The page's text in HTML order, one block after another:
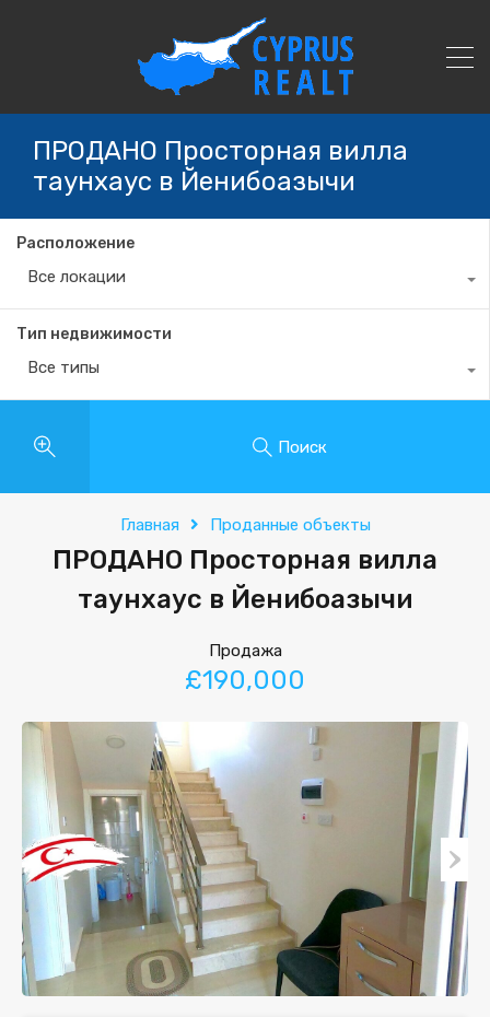
ПРОДАНО Просторная вилла
таунхаус в Йенибоазычи
Расположение
Все локации
Тип недвижимости
Все типы
Поиск
Главная Проданные объекты
ПРОДАНО Просторная вилла
таунхаус в Йенибоазычи
Продажа
£190,000